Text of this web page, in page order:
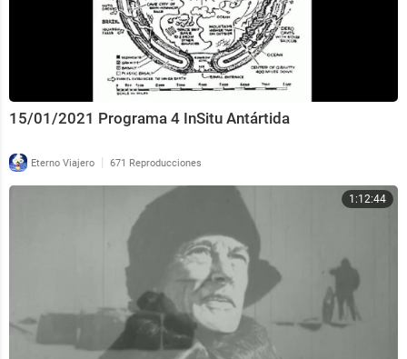
15/01/2021 Programa 4 InSitu Antártida
Eterno Viajero | 671 Reproducciones
1:12:44